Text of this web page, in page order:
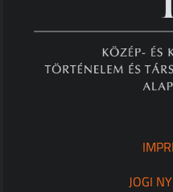
JOGI